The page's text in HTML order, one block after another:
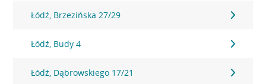
Łódź, Brzezińska 27/29
Łódź, Budy 4
Łódź, Dąbrowskiego 17/21